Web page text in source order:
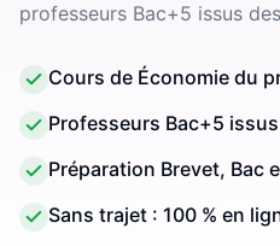
professeurs Bac+5 issus
Cours de Économie du
Professeurs Bac+5
Préparation Brevet, Bac
Sans trajet : 100 % en